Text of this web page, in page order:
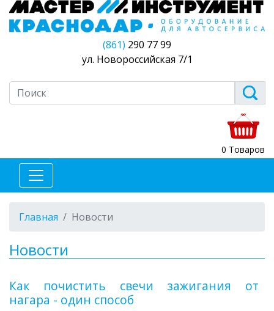
(861) 290 77 99
ул. Новороссийская 7/1
0 Товаров
Главная Новости
Новости
Как почистить свечи зажигания от
нагара - один способ